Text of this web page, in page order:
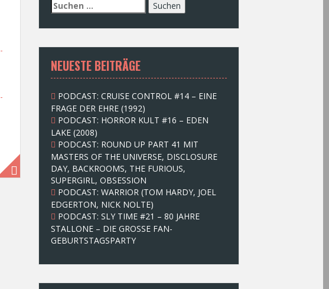
S
u
c
e
n
n
c
h
:
NEUESTE BEITRÄGE
PODCAST: CRUISE CONTROL #14 – EINE
FRAGE DER EHRE (1992)
PODCAST: HORROR KULT #16 – EDEN
LAKE (2008)
PODCAST: ROUND UP PART 41 MIT
MASTERS OF THE UNIVERSE, DISCLOSURE
DAY, BACKROOMS, THE FURIOUS,
SUPERGIRL, OBSESSION
PODCAST: WARRIOR (TOM HARDY, JOEL
EDGERTON, NICK NOLTE)
PODCAST: SLY TIME #21 – 80 JAHRE
STALLONE – DIE GROSSE FAN-
GEBURTSTAGSPARTY